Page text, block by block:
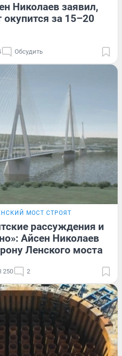
Николаев заявил,
за 15–20
Обсудить
МОСТ СТРОЯТ
рассуждения и
Айсен Николаев
Ленского моста
250 2